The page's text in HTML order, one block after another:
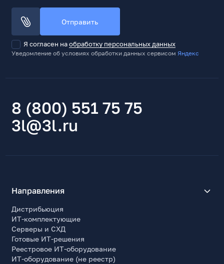
1
Разъемы 6 + 2pin PCI-E, шт
2
2
Прочие характеристики
Автоконтроль скорости вентилятора (AFC)
Отстегивающиеся кабели
Да
Наличие оплетки кабелей
Нет
Отправить
Я согласен наобработку персональных данных
Уведомление об условиях обработки данных сервисомЯндекс
8 (800) 551 75 75
3l@3l.ru
Направления
Дистрибьюция
ИТ-комплектующие
Серверы и СХД
Готовые ИТ-решения
Реестровое ИТ-оборудование
ИТ-оборудование (не реестр)